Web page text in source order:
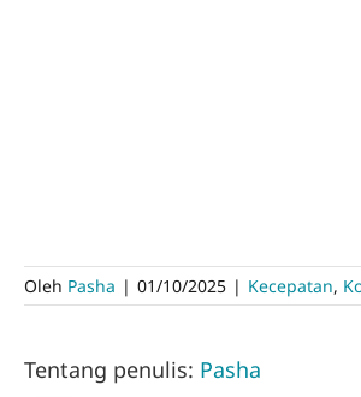
Oleh Pasha | 01/10/2025 | Kecepatan,
Tentang penulis: Pasha